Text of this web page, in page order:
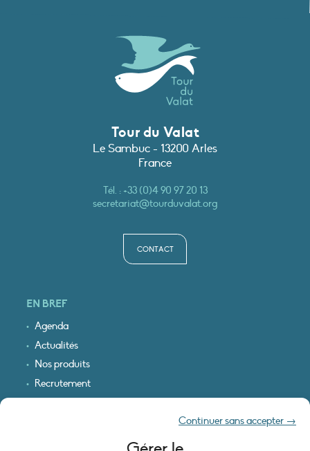
Continuer sans accepter →
Tour du Valat
Le Sambuc - 13200 Arles
France
Tél. :+33 (0)4 90 97 20 13
secretariat@tourduvalat.org
CONTACT
EN BREF
Agenda
Actualités
Nos produits
Recrutement
Recevoir nos infos